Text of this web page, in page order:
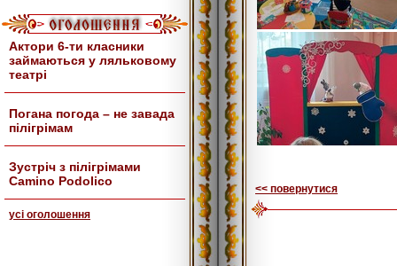
Актори 6-ти класники
займаються у ляльковому
театрі
Погана погода – не завада
пілігрімам
Зустріч з пілігрімами
Camino Podolico
усi оголошення
<< повернутися